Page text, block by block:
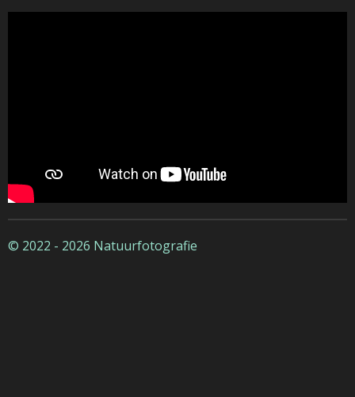
© 2022 - 2026 Natuurfotografie